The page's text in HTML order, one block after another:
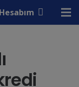
Hesabım